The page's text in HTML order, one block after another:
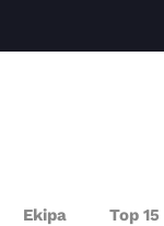
Ekipa Top 15